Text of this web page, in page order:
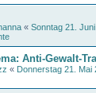
« Sonntag 21.
Anti-Gewalt-
« Donnerstag 21. Mai